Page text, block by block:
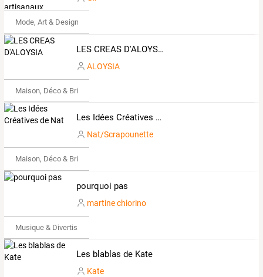
Mode, Art & Design
LES CREAS D'ALOYSIA
ALOYSIA
Maison, Déco & Bricolage
Les Idées Créatives de Nat
Nat/Scrapounette
Maison, Déco & Bricolage
pourquoi pas
martine chiorino
Musique & Divertissements
Les blablas de Kate
Kate